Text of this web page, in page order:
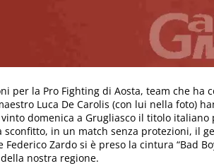
per la Pro Fighting di Aosta, team che ha
Luca De Carolis (con lui nella foto)
domenica a Grugliasco il titolo
in un match senza protezioni, il
Zardo si è preso la cintura “Bad
nostra regione.